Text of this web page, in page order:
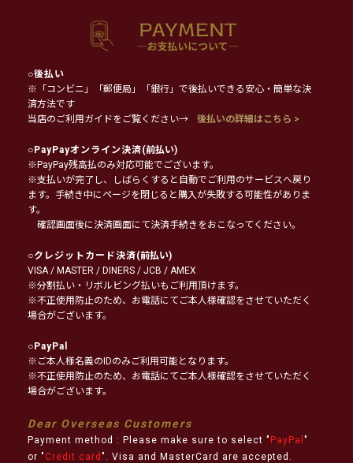
○後払い
※「コンビニ」「郵便局」「銀行」で後払いできる安心・簡単な決
済方法です
当店のご利用ガイドをご覧ください→
後払いの詳細はこちら >
○PayPayオンライン決済(前払い)
※PayPay残高払のみ対応可能でございます。
※支払いが完了し、しばらくすると自動でご利用のサービスへ戻り
ます。手続き中にページを閉じると購入が失敗する可能性がありま
す。
確認画面後に決済画面にて決済手続きをおこなってください。
○クレジットカード決済(前払い)
VISA / MASTER / DINERS / JCB / AMEX
※分割払い・リボルビング払いもご利用頂けます。
※不正使用防止のため、お電話にてご本人様確認をさせていただく
場合がございます。
○PayPal
※ご本人様名義のIDのみご利用可能となります。
※不正使用防止のため、お電話にてご本人様確認をさせていただく
場合がございます。
Dear Overseas Customers
Payment method : Please make sure to select " PayPal "
or " Credit card ". Visa and MasterCard are accepted.